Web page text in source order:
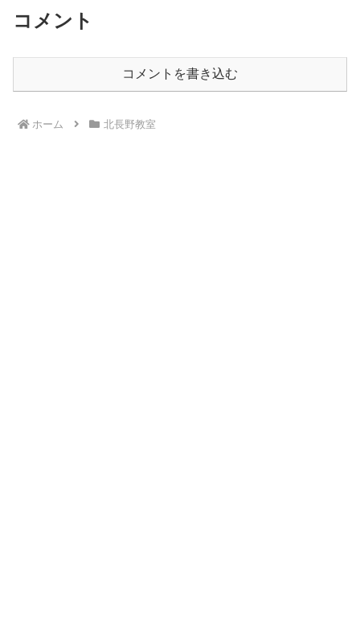
コメント
コメントを書き込む
ホーム 北長野教室